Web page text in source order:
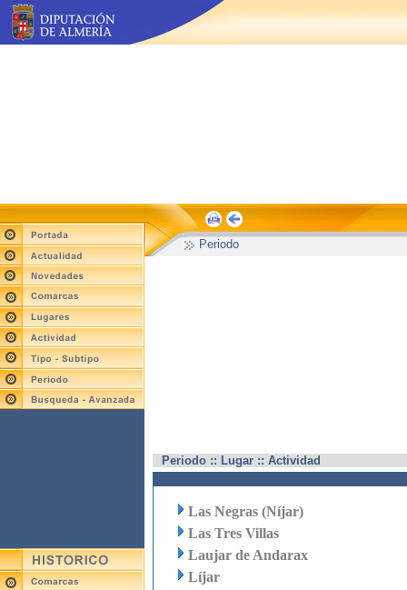
Periodo
Periodo :: Lugar :: Actividad
Las Negras (Níjar)
Las Tres Villas
Laujar de Andarax
Líjar